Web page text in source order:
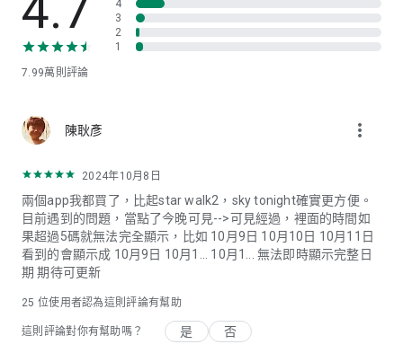
►帶有觀星指數和天氣預報的天文日曆
使用天文事件日曆，包括月相、流星雨、日食、沖日、合相和其
天空中發生了什麽！
您不再需要多個應用來進行觀星計劃；Sky Tonight包含您需要
高級訪問
* 該應用包括付費高級訪問。獲得高級訪問以無限制地使用Sky
Tonight！如果沒有訂閱，您將看不到“今晚可見”、日曆和搜索
等部分的大部分界面項。因此，您在計劃和改進您的觀察方面受
所有功能。廣告也將被刪除，以免打擾您的觀星體驗。
7.99萬 則評論
4
3
2
1
陳耿彥 more_vert
2024年10月8日
兩個app我都買了，比起star walk2，sky tonight確實更方便。
目前遇到的問題，當點了今晚可見-->可見經過，裡面的時間如
果超過5碼就無法完全顯示，比如 10月9日 10月10日 10月11日
看到的會顯示成 10月9日 10月1... 10月1... 無法即時顯示完整日
期 期待可更新
25 位使用者認為這則評論有幫助
這則評論對你有幫助嗎？ 是 否